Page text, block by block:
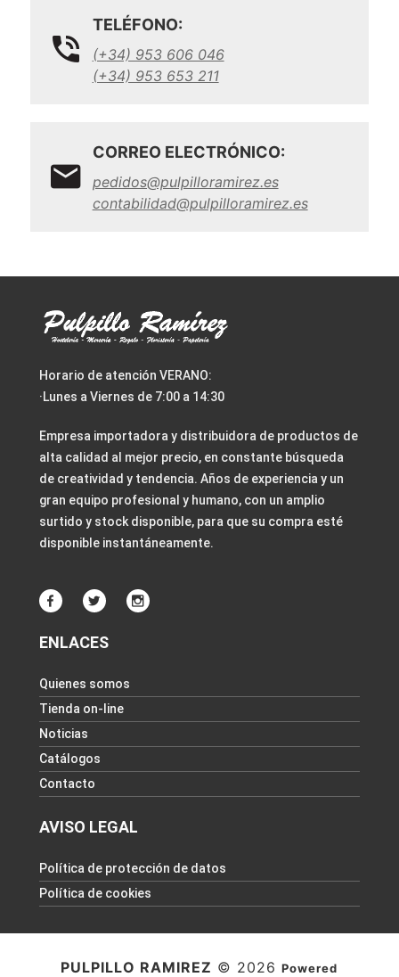
TELÉFONO:
(+34) 953 606 046
(+34) 953 653 211
CORREO ELECTRÓNICO:
pedidos@pulpilloramirez.es
contabilidad@pulpilloramirez.es
Horario de atención VERANO:
·Lunes a Viernes de 7:00 a 14:30
Empresa importadora y distribuidora de productos de
alta calidad al mejor precio, en constante búsqueda
de creatividad y tendencia. Años de experiencia y un
gran equipo profesional y humano, con un amplio
surtido y stock disponible, para que su compra esté
disponible instantáneamente.
ENLACES
Quienes somos
Tienda on-line
Noticias
Catálogos
Contacto
AVISO LEGAL
Política de protección de datos
Política de cookies
PULPILLO RAMIREZ © 2026Powered